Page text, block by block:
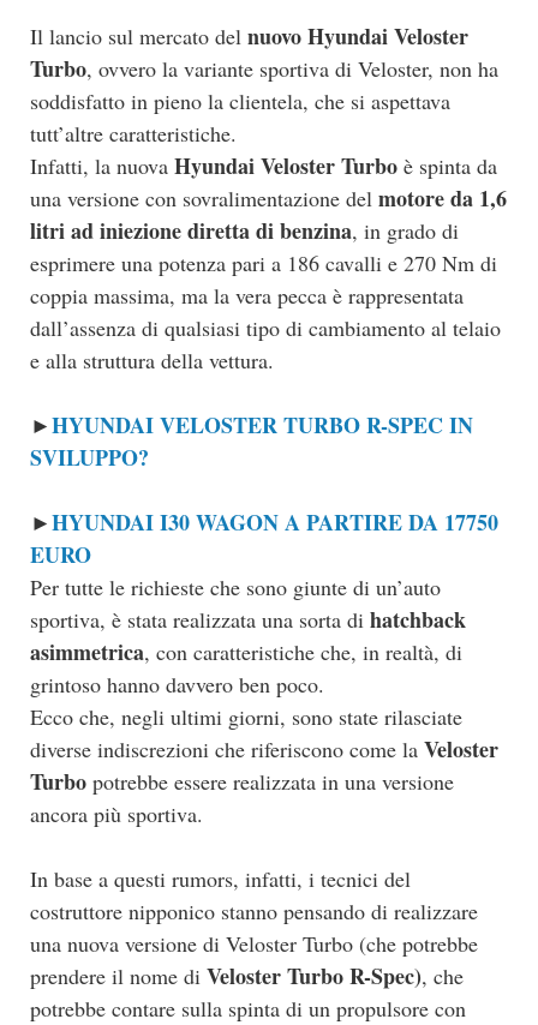
Il lancio sul mercato del nuovo Hyundai Veloster
Turbo, ovvero la variante sportiva di Veloster, non ha
soddisfatto in pieno la clientela, che si aspettava
tutt’altre caratteristiche.
Infatti, la nuova Hyundai Veloster Turbo è spinta da
una versione con sovralimentazione del motore da 1,6
litri ad iniezione diretta di benzina, in grado di
esprimere una potenza pari a 186 cavalli e 270 Nm di
coppia massima, ma la vera pecca è rappresentata
dall’assenza di qualsiasi tipo di cambiamento al telaio
e alla struttura della vettura.
►HYUNDAI VELOSTER TURBO R-SPEC IN
SVILUPPO?
►HYUNDAI I30 WAGON A PARTIRE DA 17750
EURO
Per tutte le richieste che sono giunte di un’auto
sportiva, è stata realizzata una sorta di hatchback
asimmetrica, con caratteristiche che, in realtà, di
grintoso hanno davvero ben poco.
Ecco che, negli ultimi giorni, sono state rilasciate
diverse indiscrezioni che riferiscono come la Veloster
Turbo potrebbe essere realizzata in una versione
ancora più sportiva.
In base a questi rumors, infatti, i tecnici del
costruttore nipponico stanno pensando di realizzare
una nuova versione di Veloster Turbo (che potrebbe
prendere il nome di Veloster Turbo R-Spec), che
potrebbe contare sulla spinta di un propulsore con